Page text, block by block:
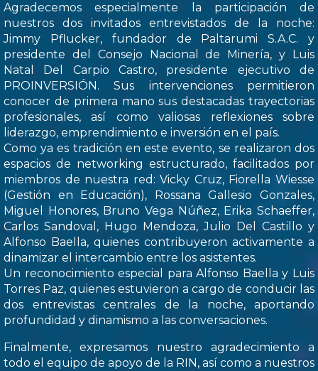
Agradecemos especialmente la participación de
nuestros dos invitados entrevistados de la noche:
Jimmy Pflucker, fundador de Paltarumi S.A.C. y
presidente del Consejo Nacional de Minería, y Luis
Natal Del Carpio Castro, presidente ejecutivo de
PROINVERSIÓN. Sus intervenciones permitieron
conocer de primera mano sus destacadas trayectorias
profesionales, así como valiosas reflexiones sobre
liderazgo, emprendimiento e inversión en el país.
Como ya es tradición en este evento, se realizaron dos
espacios de networking estructurado, facilitados por
miembros de nuestra red: Vicky Cruz, Fiorella Wiesse
(Gestión en Educación), Rossana Gallesio Gonzales,
Miguel Honores, Bruno Vega Núñez, Erika Schaeffer,
Carlos Sandoval, Hugo Mendoza, Julio Del Castillo y
Alfonso Baella, quienes contribuyeron activamente a
dinamizar el intercambio entre los asistentes.
Un reconocimiento especial para Alfonso Baella y Luis
Torres Paz, quienes estuvieron a cargo de conducir las
dos entrevistas centrales de la noche, aportando
profundidad y dinamismo a las conversaciones.
Finalmente, expresamos nuestro agradecimiento a
todo el equipo de apoyo de la RIN, así como a nuestros